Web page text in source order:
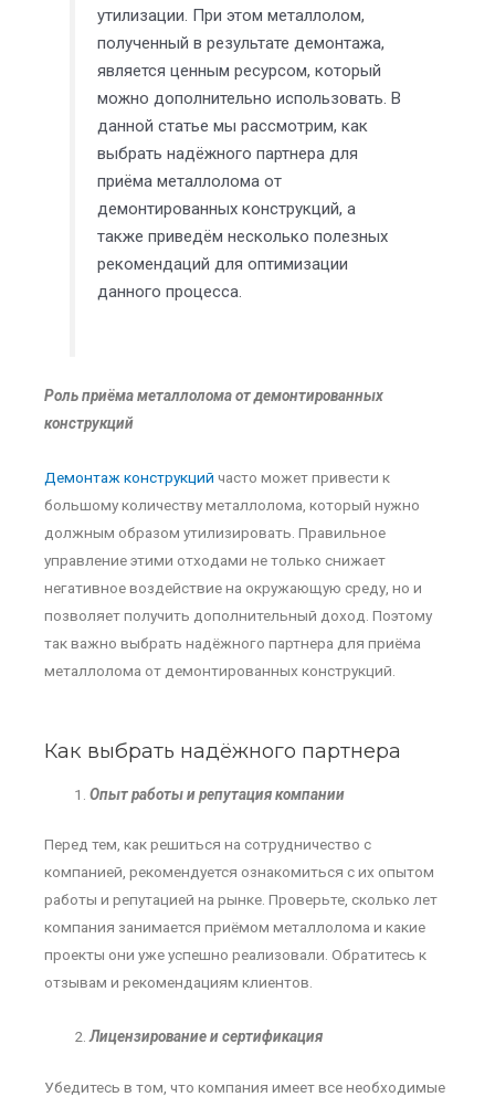
утилизации. При этом металлолом,
полученный в результате демонтажа,
является ценным ресурсом, который
можно дополнительно использовать. В
данной статье мы рассмотрим, как
выбрать надёжного партнера для
приёма металлолома от
демонтированных конструкций, а
также приведём несколько полезных
рекомендаций для оптимизации
данного процесса.
Роль приёма металлолома от демонтированных
конструкций
Демонтаж конструкций часто может привести к
большому количеству металлолома, который нужно
должным образом утилизировать. Правильное
управление этими отходами не только снижает
негативное воздействие на окружающую среду, но и
позволяет получить дополнительный доход. Поэтому
так важно выбрать надёжного партнера для приёма
металлолома от демонтированных конструкций.
Как выбрать надёжного партнера
Опыт работы и репутация компании
Перед тем, как решиться на сотрудничество с
компанией, рекомендуется ознакомиться с их опытом
работы и репутацией на рынке. Проверьте, сколько лет
компания занимается приёмом металлолома и какие
проекты они уже успешно реализовали. Обратитесь к
отзывам и рекомендациям клиентов.
Лицензирование и сертификация
Убедитесь в том, что компания имеет все необходимые